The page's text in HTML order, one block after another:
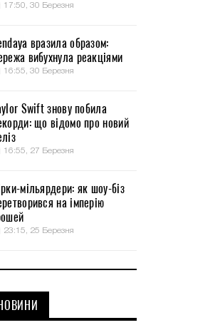
17:50, 30 Березня
вразила образом:
вибухнула реакціями
16:55, 30 Березня
Swift знову побила
що відомо про новий
16:55, 27 Березня
мільярдери: як шоу-біз
на імперію
23:15, 25 Березня